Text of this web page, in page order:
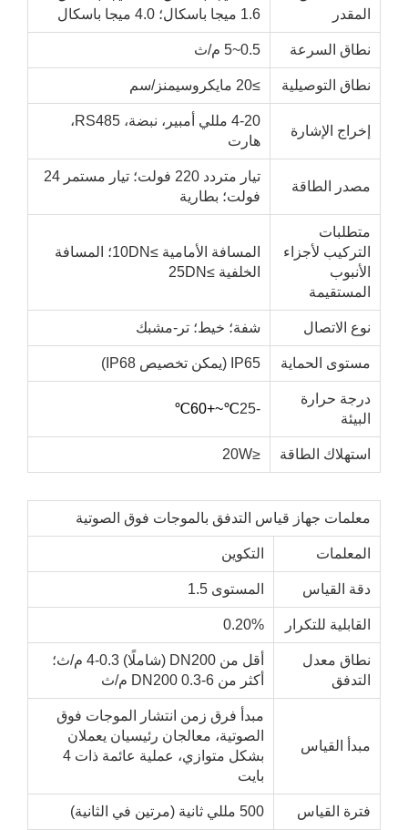
السرعة 0.5~5 م/ث
التوصيلية ≥20 مايكروسيمنز/سم
الإشارة
4-20 مللي أمبير، نبضة، RS485،
هارت
الطاقة
تيار متردد 220 فولت؛ تيار مستمر 24
فولت؛ بطارية
لأجزاء
المسافة الأمامية ≥10DN؛ المسافة
الخلفية ≥25DN
الاتصال شفة؛ خيط؛ تر-مشبك
الحماية IP65 (يمكن تخصيص IP68)
حرارة
-25
~+60
℃
الطاقة ≤20W
جهاز قياس التدفق بالموجات فوق الصوتية
القياس المستوى 1.5
للتكرار 0.20%
معدل
أقل من DN200 (شاملًا) 0.3-4 م/ث؛
أكثر من DN200 0.3-6 م/ث
القياس
مبدأ فرق زمن انتشار الموجات فوق
الصوتية، معالجان رئيسيان يعملان
بشكل متوازي، عملية عائمة ذات 4
القياس 500 مللي ثانية (مرتين في الثانية)